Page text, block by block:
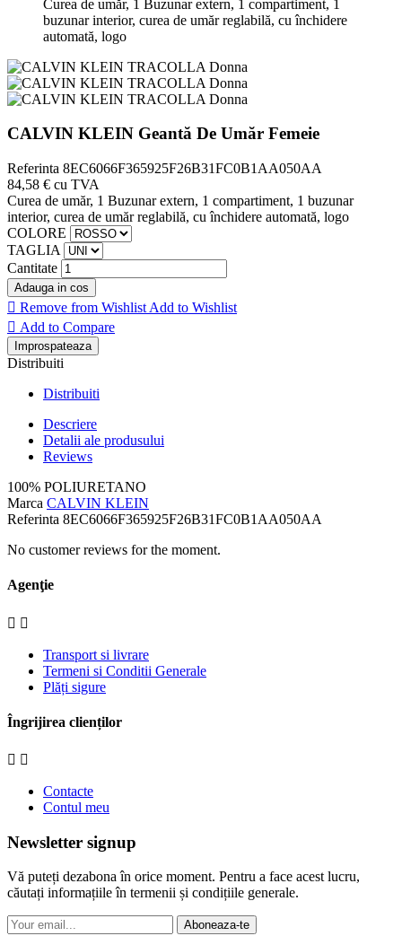
Curea de umăr, 1 Buzunar extern, 1 compartiment, 1
buzunar interior, curea de umăr reglabilă, cu închidere
automată, logo
CALVIN KLEIN Geantă De Umăr Femeie
Referinta 8EC6066F365925F26B31FC0B1AA050AA
84,58 € cu TVA
Curea de umăr, 1 Buzunar extern, 1 compartiment, 1 buzunar
interior, curea de umăr reglabilă, cu închidere automată, logo
COLORE
TAGLIA
Cantitate
Adauga in cos
 Remove from Wishlist Add to Wishlist
 Add to Compare
Distribuiti
Distribuiti
Descriere
Detalii ale produsului
Reviews
100% POLIURETANO
Marca CALVIN KLEIN
Referinta 8EC6066F365925F26B31FC0B1AA050AA
No customer reviews for the moment.
Agenţie
 
Transport si livrare
Termeni si Conditii Generale
Plăți sigure
Îngrijirea clienților
 
Contacte
Contul meu
Newsletter signup
Vă puteți dezabona în orice moment. Pentru a face acest lucru,
căutați informațiile în termenii și condițiile generale.
Aboneaza-te